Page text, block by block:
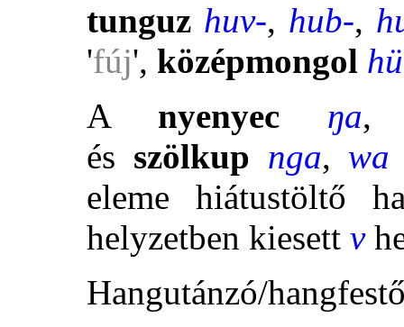
tunguz huv-, hub-,
'fúj', középmongol
A nyenyec ŋa
és szölkup nga, wa
eleme hiátustöltő
helyzetben kiesett v
Hangutánzó/